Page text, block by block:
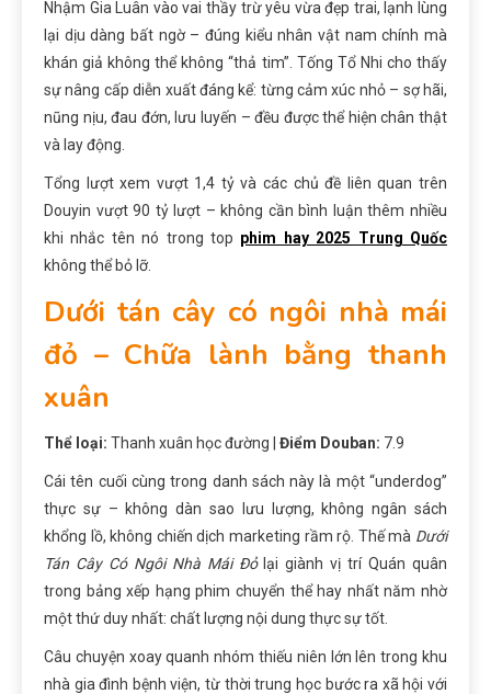
Nhậm Gia Luân vào vai thầy trừ yêu vừa đẹp trai, lạnh lùng
lại dịu dàng bất ngờ – đúng kiểu nhân vật nam chính mà
khán giả không thể không “thả tim”. Tống Tổ Nhi cho thấy
sự nâng cấp diễn xuất đáng kể: từng cảm xúc nhỏ – sợ hãi,
nũng nịu, đau đớn, lưu luyến – đều được thể hiện chân thật
và lay động.
Tổng lượt xem vượt 1,4 tỷ và các chủ đề liên quan trên
Douyin vượt 90 tỷ lượt – không cần bình luận thêm nhiều
khi nhắc tên nó trong top phim hay 2025 Trung Quốc
không thể bỏ lỡ.
Dưới tán cây có ngôi nhà mái
đỏ – Chữa lành bằng thanh
xuân
Thể loại: Thanh xuân học đường | Điểm Douban: 7.9
Cái tên cuối cùng trong danh sách này là một “underdog”
thực sự – không dàn sao lưu lượng, không ngân sách
khổng lồ, không chiến dịch marketing rầm rộ. Thế mà Dưới
Tán Cây Có Ngôi Nhà Mái Đỏlại giành vị trí Quán quân
trong bảng xếp hạng phim chuyển thể hay nhất năm nhờ
một thứ duy nhất: chất lượng nội dung thực sự tốt.
Câu chuyện xoay quanh nhóm thiếu niên lớn lên trong khu
nhà gia đình bệnh viện, từ thời trung học bước ra xã hội với